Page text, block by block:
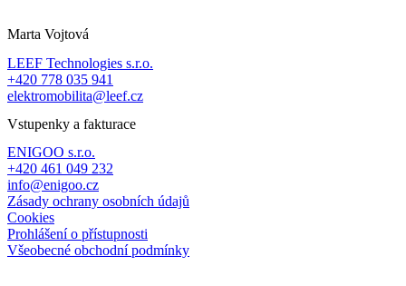
Marta Vojtová
LEEF Technologies s.r.o.
+420 778 035 941
elektromobilita@leef.cz
Vstupenky a fakturace
ENIGOO s.r.o.
+420 461 049 232
info@enigoo.cz
Zásady ochrany osobních údajů
Cookies
Prohlášení o přístupnosti
Všeobecné obchodní podmínky